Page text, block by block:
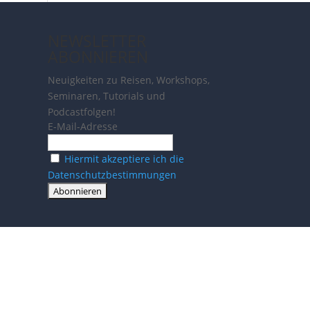
Neuigkeiten zu Reisen, Workshops,
Seminaren, Tutorials und
Podcastfolgen!
E-Mail-Adresse
Hiermit akzeptiere ich die
Datenschutzbestimmungen